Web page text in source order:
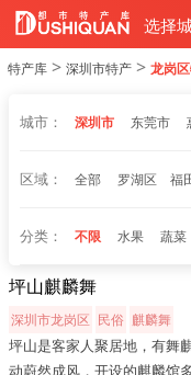
选择
特产库 > 深圳市特产 > 龙岗
城市： 深圳市 东莞市
区域： 全部 罗湖区 福
分类： 不限 水果 蔬菜
坪山麒麟舞
深圳市龙岗区 民俗 麒麟舞
坪山是客家人聚居地，有舞
动蔚然成风，开设的麒麟馆